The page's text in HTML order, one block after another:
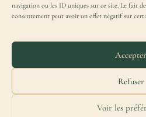
navigation ou les ID uniques sur ce site. Le fait
consentement peut avoir un effet négatif sur
Accepter
Refuser
Voir les
J'accepte de recevoir la Missive